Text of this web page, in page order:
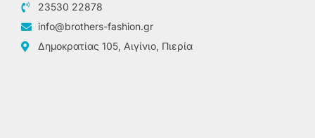
23530 22878
info@brothers-fashion.gr
Δημοκρατίας 105, Αιγίνιο, Πιερία